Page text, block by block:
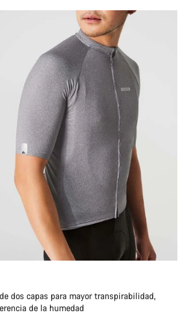
dos capas para mayor transpirabilidad,
de la humedad